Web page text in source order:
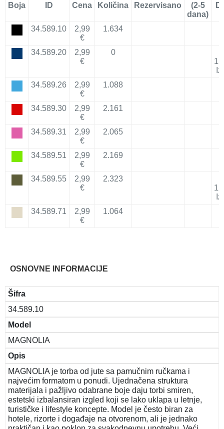
Boja ID Cena Količina Rezervisano
(2-5
dana)
34.589.10
2,99
€
1.634
34.589.20
2,99
€
0
34.589.26
2,99
€
1.088
34.589.30
2,99
€
2.161
34.589.31
2,99
€
2.065
34.589.51
2,99
€
2.169
34.589.55
2,99
€
2.323
34.589.71
2,99
€
1.064
OSNOVNE INFORMACIJE
Šifra
34.589.10
Model
MAGNOLIA
Opis
MAGNOLIA je torba od jute sa pamučnim ručkama i
najvećim formatom u ponudi. Ujednačena struktura
materijala i pažljivo odabrane boje daju torbi smiren,
estetski izbalansiran izgled koji se lako uklapa u letnje,
turističke i lifestyle koncepte. Model je često biran za
hotele, rizorte i događaje na otvorenom, ali je jednako